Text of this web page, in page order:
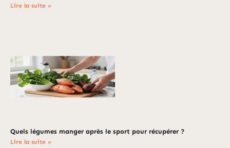
Lire la suite »
Quels légumes manger après le sport pour récupérer ?
Lire la suite »